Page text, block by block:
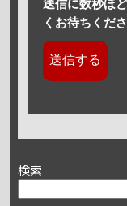
送信に数秒ほ
くお待ちくださ
検索